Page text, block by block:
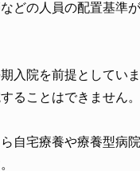
どの人員の配置基準
入院を前提としてい
ることはできません。
自宅療養や療養型病